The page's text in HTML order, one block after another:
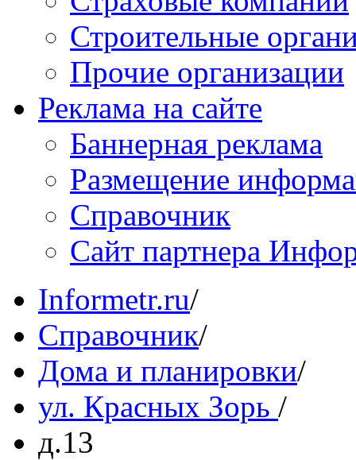
Строительные
Прочие организации
Реклама на сайте
Баннерная реклама
Размещение
Справочник
Сайт партнера
Informetr.ru/
Справочник/
Дома и планировки/
ул. Красных Зорь /
д.13